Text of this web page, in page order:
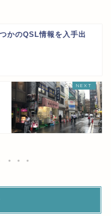
かのQSL情報を入手出